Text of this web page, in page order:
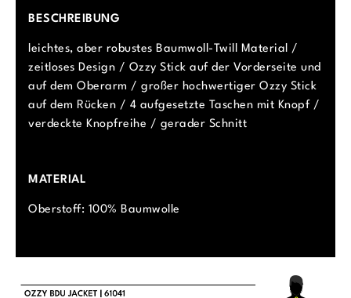
BESCHREIBUNG
leichtes, aber robustes Baumwoll-Twill Material /
zeitloses Design / Ozzy Stick auf der Vorderseite und
auf dem Oberarm / großer hochwertiger Ozzy Stick
auf dem Rücken / 4 aufgesetzte Taschen mit Knopf /
verdeckte Knopfreihe / gerader Schnitt
MATERIAL
Oberstoff: 100% Baumwolle